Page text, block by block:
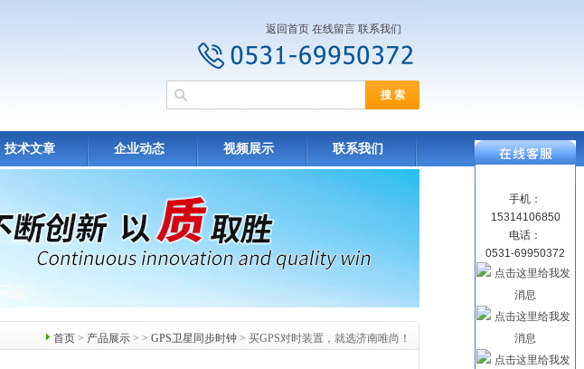
返回首页 在线留言 联系我们
技术文章 企业动态 视频展示 联系我们
首页 > 产品展示 > > GPS卫星同步时钟 > 买GPS对时装置，就选济南唯尚！
手机：
15314106850
电话：
0531-69950372